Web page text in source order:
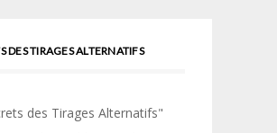
DES TIRAGES ALTERNATIFS
des Tirages Alternatifs"